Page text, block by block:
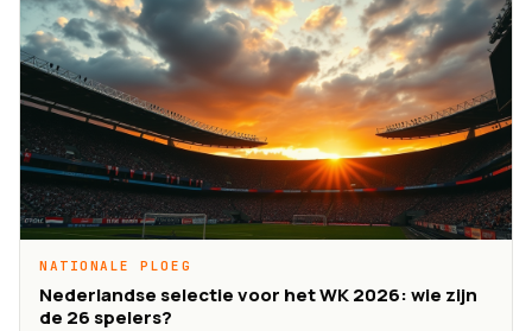
NATIONALE PLOEG
Nederlandse selectie voor het WK 2026: wie zijn
de 26 spelers?